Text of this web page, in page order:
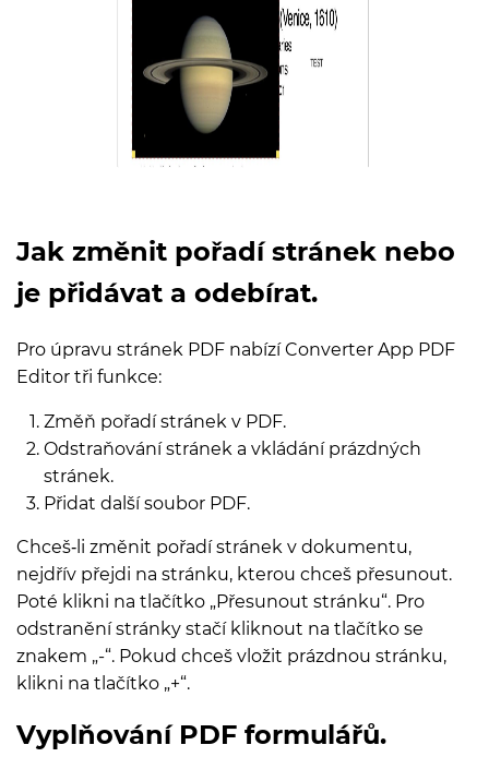
Jak změnit pořadí stránek nebo
je přidávat a odebírat.
Pro úpravu stránek PDF nabízí Converter App PDF
Editor tři funkce:
Změň pořadí stránek v PDF.
Odstraňování stránek a vkládání prázdných
stránek.
Přidat další soubor PDF.
Chceš‑li změnit pořadí stránek v dokumentu,
nejdřív přejdi na stránku, kterou chceš přesunout.
Poté klikni na tlačítko „Přesunout stránku“. Pro
odstranění stránky stačí kliknout na tlačítko se
znakem „-“. Pokud chceš vložit prázdnou stránku,
klikni na tlačítko „+“.
Vyplňování PDF formulářů.